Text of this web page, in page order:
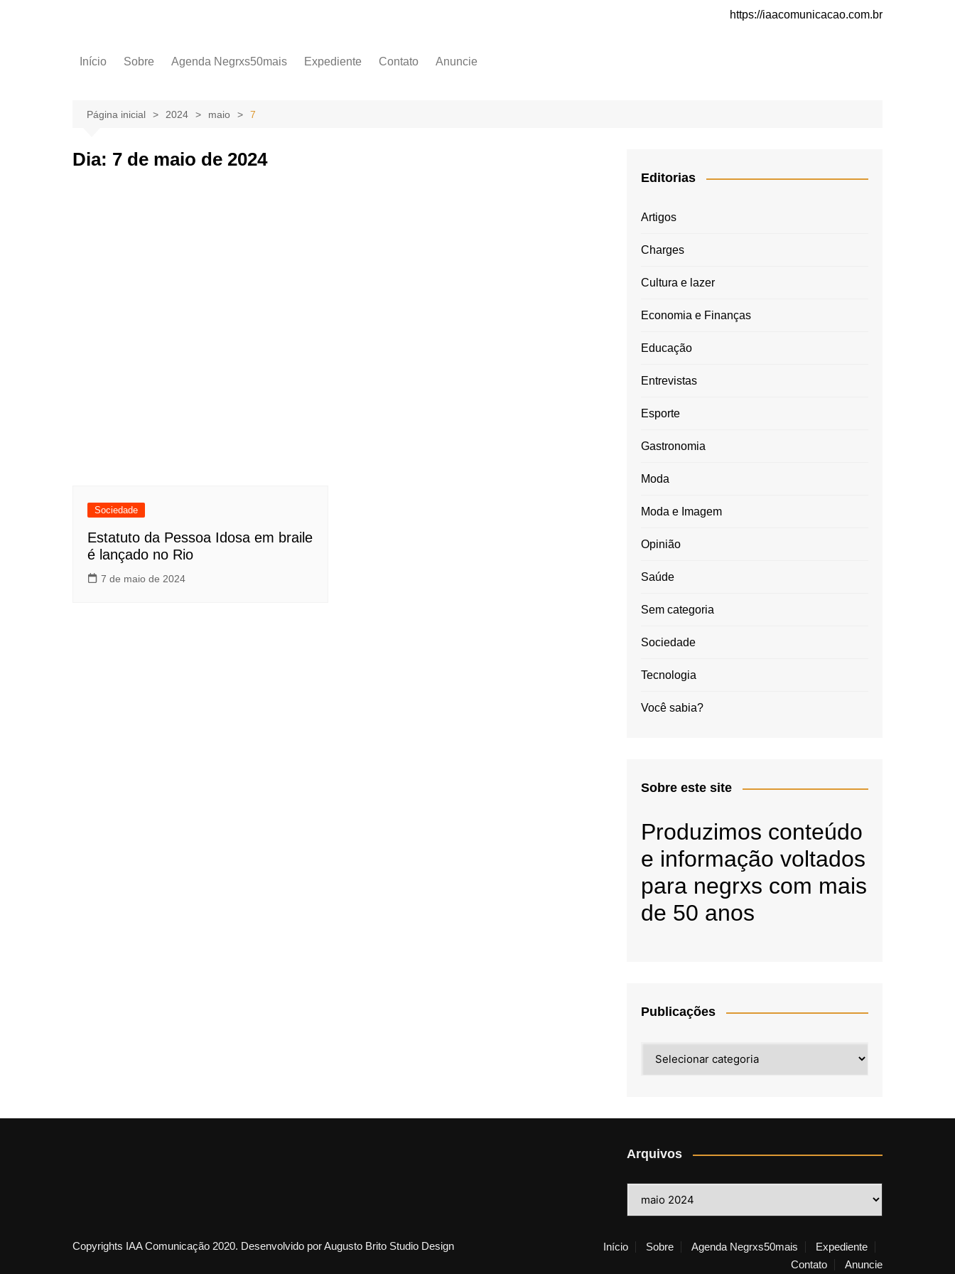
https://iaacomunicacao.com.br
Início Sobre Agenda Negrxs50mais Expediente Contato Anuncie
Página inicial 2024 maio 7
Dia: 7 de maio de 2024
Sociedade
Estatuto da Pessoa Idosa em braile
é lançado no Rio
7 de maio de 2024
Editorias
Artigos
Charges
Cultura e lazer
Economia e Finanças
Educação
Entrevistas
Esporte
Gastronomia
Moda
Moda e Imagem
Opinião
Saúde
Sem categoria
Sociedade
Tecnologia
Você sabia?
Sobre este site
Produzimos conteúdo
e informação voltados
para negrxs com mais
de 50 anos
Publicações
Arquivos
Copyrights IAA Comunicação 2020. Desenvolvido por Augusto Brito Studio Design Início Sobre Agenda Negrxs50mais
Expediente
Contato
Anuncie